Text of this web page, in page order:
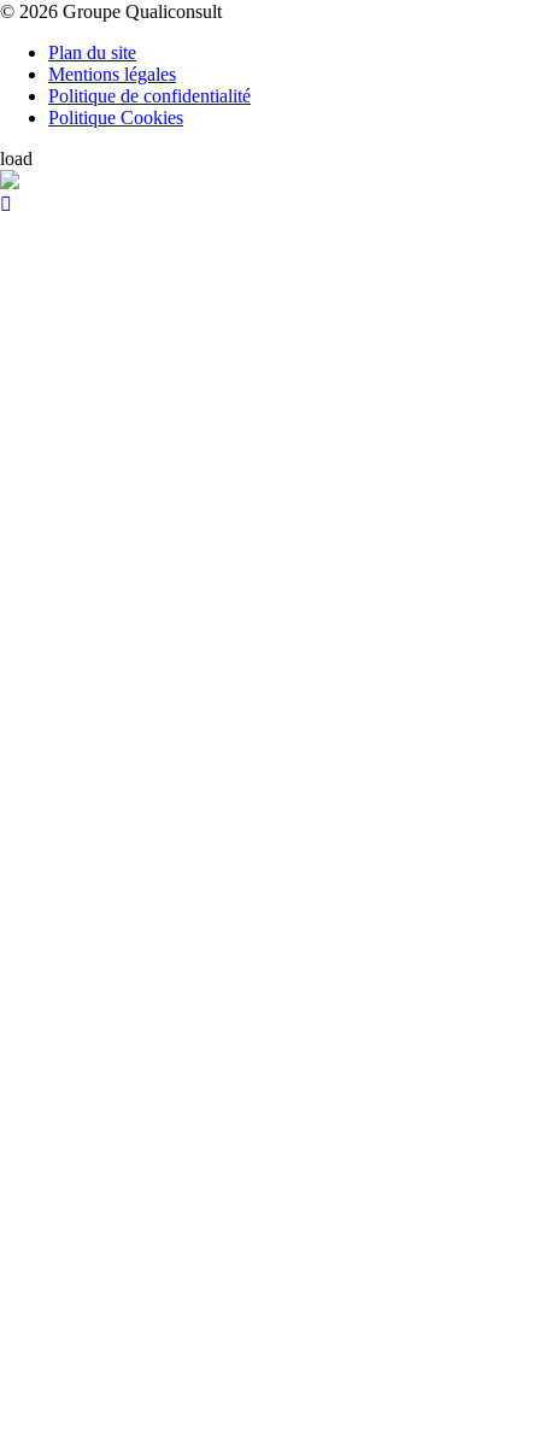
© 2026 Groupe Qualiconsult
Plan du site
Mentions légales
Politique de confidentialité
Politique Cookies
load